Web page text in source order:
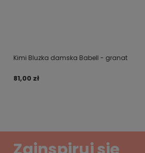
Kimi Bluzka damska Babell - granat
81,00 zł